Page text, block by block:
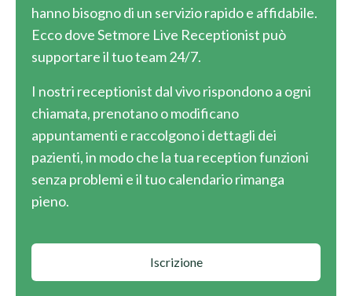
hanno bisogno di un servizio rapido e affidabile.
Ecco dove Setmore Live Receptionist può
supportare il tuo team 24/7.
I nostri receptionist dal vivo rispondono a ogni
chiamata, prenotano o modificano
appuntamenti e raccolgono i dettagli dei
pazienti, in modo che la tua reception funzioni
senza problemi e il tuo calendario rimanga
pieno.
Iscrizione